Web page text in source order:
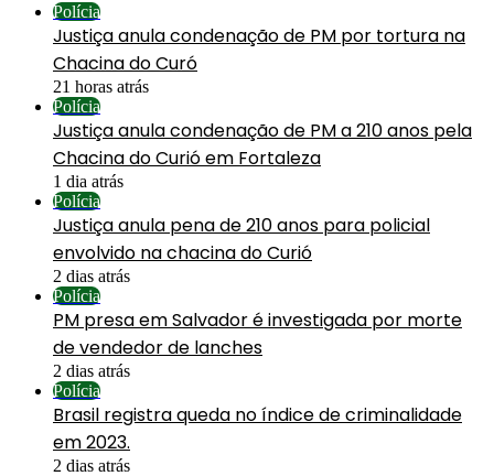
Polícia
Justiça anula condenação de PM por tortura na
Chacina do Curó
21 horas atrás
Polícia
Justiça anula condenação de PM a 210 anos pela
Chacina do Curió em Fortaleza
1 dia atrás
Polícia
Justiça anula pena de 210 anos para policial
envolvido na chacina do Curió
2 dias atrás
Polícia
PM presa em Salvador é investigada por morte
de vendedor de lanches
2 dias atrás
Polícia
Brasil registra queda no índice de criminalidade
em 2023.
2 dias atrás